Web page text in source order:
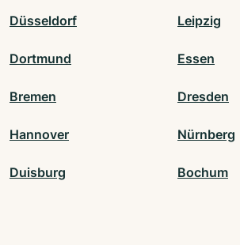
Düsseldorf Leipzig
Dortmund Essen
Bremen Dresden
Hannover Nürnberg
Duisburg Bochum